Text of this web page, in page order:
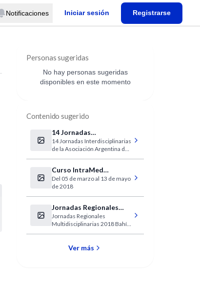
Notificaciones Iniciar sesión Registrarse
Personas sugeridas
No hay personas sugeridas
disponibles en este momento
Contenido sugerido
14 Jornadas
Interdisciplinarias de la
Asociación Argentina de
Odontología para
Personas con
Discapacidad
14 Jornadas Interdisciplinarias
de la Asociación Argentina de
Curso IntraMed
Electrocardiografía
clínica
Del 05 de marzo al 13 de mayo
de 2018
Jornadas Regionales
Multidisciplinarias 2018
Bahía Blanca
Jornadas Regionales
Multidisciplinarias 2018 Bahía
Ver más